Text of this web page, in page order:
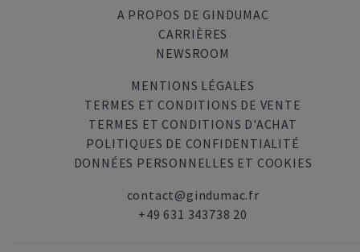
A PROPOS DE GINDUMAC
CARRIÈRES
NEWSROOM
MENTIONS LÉGALES
TERMES ET CONDITIONS DE VENTE
TERMES ET CONDITIONS D'ACHAT
POLITIQUES DE CONFIDENTIALITÉ
DONNÉES PERSONNELLES ET COOKIES
contact@gindumac.fr
+49 631 343738 20